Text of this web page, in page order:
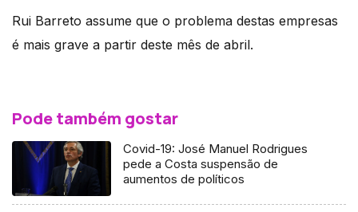
Rui Barreto assume que o problema destas empresas
é mais grave a partir deste mês de abril.
Pode também gostar
Covid-19: José Manuel Rodrigues
pede a Costa suspensão de
aumentos de políticos